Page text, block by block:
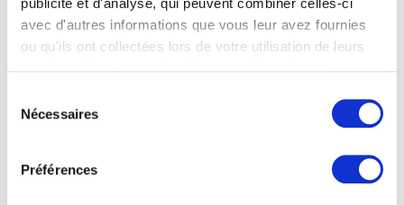
avec d'autres informations que vous leur avez fournies
ou qu'ils ont collectées lors de votre utilisation de leurs
Nécessaires
Préférences